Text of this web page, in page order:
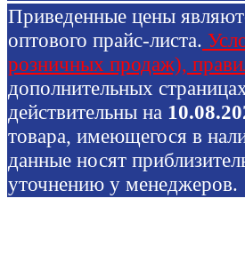
Приведенные цены
оптового прайс-листа.
розничных продаж),
дополнительных
действительны на
товара, имеющегося в
данные носят
уточнению у менеджеров.